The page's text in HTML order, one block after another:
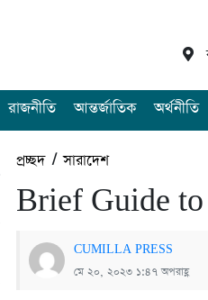
রাজনীতি আন্তর্জাতিক অর্থনীতি
প্রচ্ছদ/সারাদেশ
Brief Guide
CUMILLA PRESS
মে ২০, ২০২৩ ১:৪৭ অপরাহ্ণ